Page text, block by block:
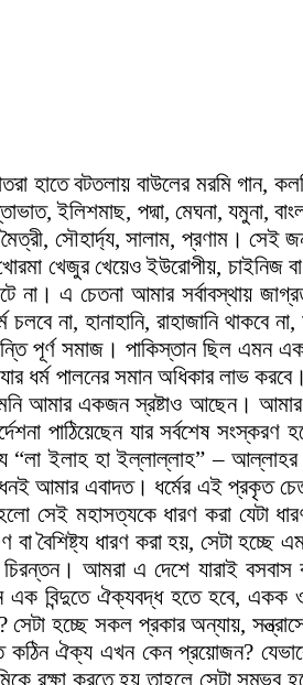
বটতলায় বাউলের মরমি গান, কলসি
ইলিশমাছ, পদ্মা, মেঘনা, যমুনা,
মৈত্রী, সৌহার্দ্য, সালাম, প্রণাম।
খেজুর খেয়েও ইউরোপীয়, চাইনিজ
না। এ চেতনা আমার সর্বাবস্থায়
না, হানাহানি, রাহাজানি থাকবে
পূর্ণ সমাজ। পাকিস্তান ছিল এমন একটি
ধর্ম পালনের সমান অধিকার লাভ
আমার একজন স্রষ্টাও আছেন।
পাঠিয়েছেন যার সর্বশেষ
যে “লা ইলাহ হা ইল্লাল্লাহ” –
আমার এবাদত। ধর্মের এই প্রকৃত
সেই মহাসত্যকে ধারণ করা যেটা
বৈশিষ্ট্য ধারণ করা হয়, সেটা হচ্ছে
আমরা এ দেশে যারাই বসবাস
এক বিন্দুতে ঐক্যবদ্ধ হতে হবে, একক
হচ্ছে সকল প্রকার অন্যায়,
ঐক্য এখন কেন প্রয়োজন? যেভাবে
রক্ষা করতে হয় তাহলে সেটা